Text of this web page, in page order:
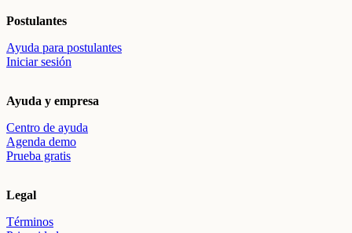
Postulantes
Ayuda para postulantes
Iniciar sesión
Ayuda y empresa
Centro de ayuda
Agenda demo
Prueba gratis
Legal
Términos